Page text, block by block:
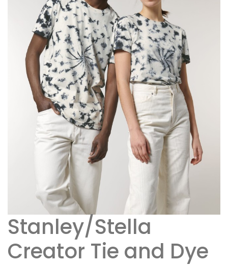
Stanley/Stella
Creator Tie and Dye